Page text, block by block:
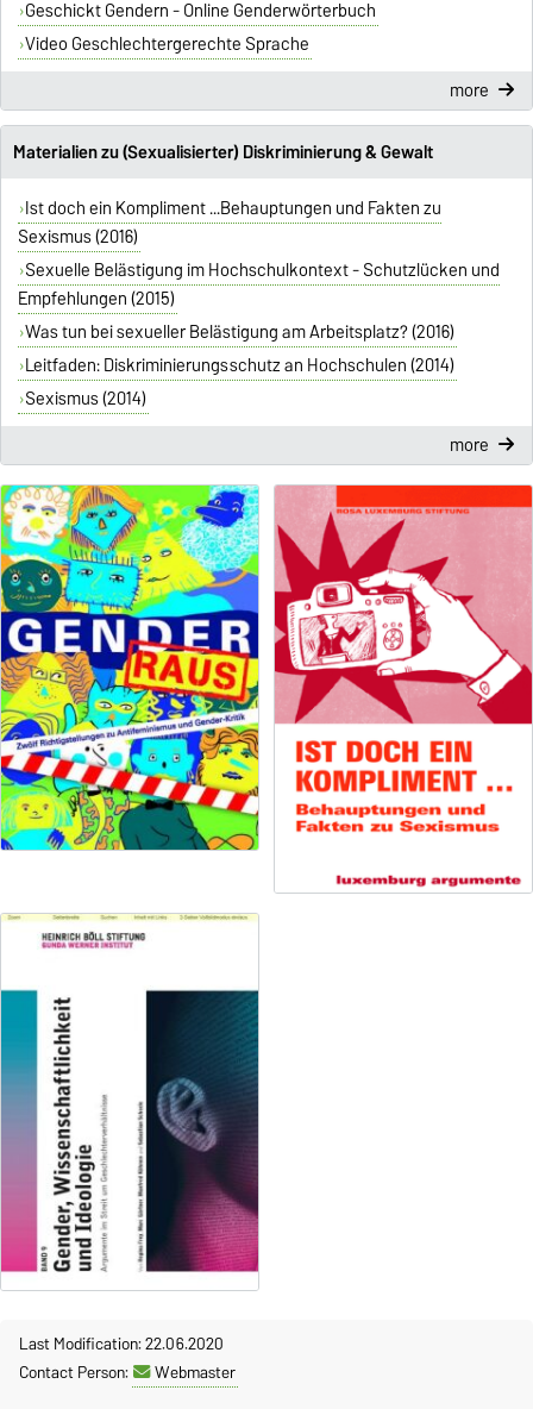
Geschickt Gendern - Online Genderwörterbuch
Video Geschlechtergerechte Sprache
more
Materialien zu (Sexualisierter) Diskriminierung & Gewalt
Ist doch ein Kompliment ...Behauptungen und Fakten zu
Sexismus (2016)
Sexuelle Belästigung im Hochschulkontext - Schutzlücken und
Empfehlungen (2015)
Was tun bei sexueller Belästigung am Arbeitsplatz? (2016)
Leitfaden: Diskriminierungsschutz an Hochschulen (2014)
Sexismus (2014)
more
Last Modification: 22.06.2020
Contact Person:
Webmaster